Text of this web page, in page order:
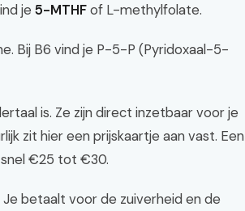
je 5-MTHFof L-methylfolate.
Bij B6 vind je P-5-P (Pyridoxaal-5-
is. Ze zijn direct inzetbaar voor je
zit hier een prijskaartje aan vast. Een
€25 tot €30.
betaalt voor de zuiverheid en de